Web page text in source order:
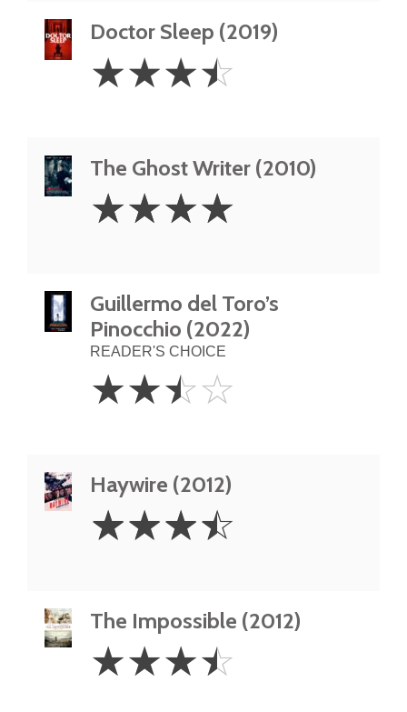
Doctor Sleep (2019)
3.5
Stars
☆☆☆☆
The Ghost Writer (2010)
Stars
☆☆☆☆
Guillermo del Toro’s
Pinocchio (2022)
READER'S CHOICE
2.5
Stars
☆☆☆☆
Haywire (2012)
3.5
Stars
☆☆☆☆
The Impossible (2012)
3.5
Stars
☆☆☆☆